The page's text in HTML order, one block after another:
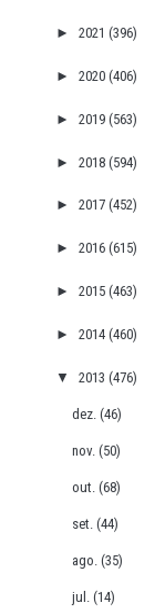
► 2021 (396)
► 2020 (406)
► 2019 (563)
► 2018 (594)
► 2017 (452)
► 2016 (615)
► 2015 (463)
► 2014 (460)
▼ 2013 (476)
dez.(46)
nov.(50)
out.(68)
set.(44)
ago.(35)
jul.(14)